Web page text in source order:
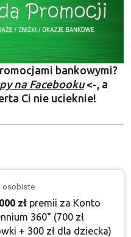
bankowymi?
na Facebooku<-, a
Ci nie ucieknie!
osobiste
zł premii za Konto
360° (700 zł
+ 300 zł dla dziecka)